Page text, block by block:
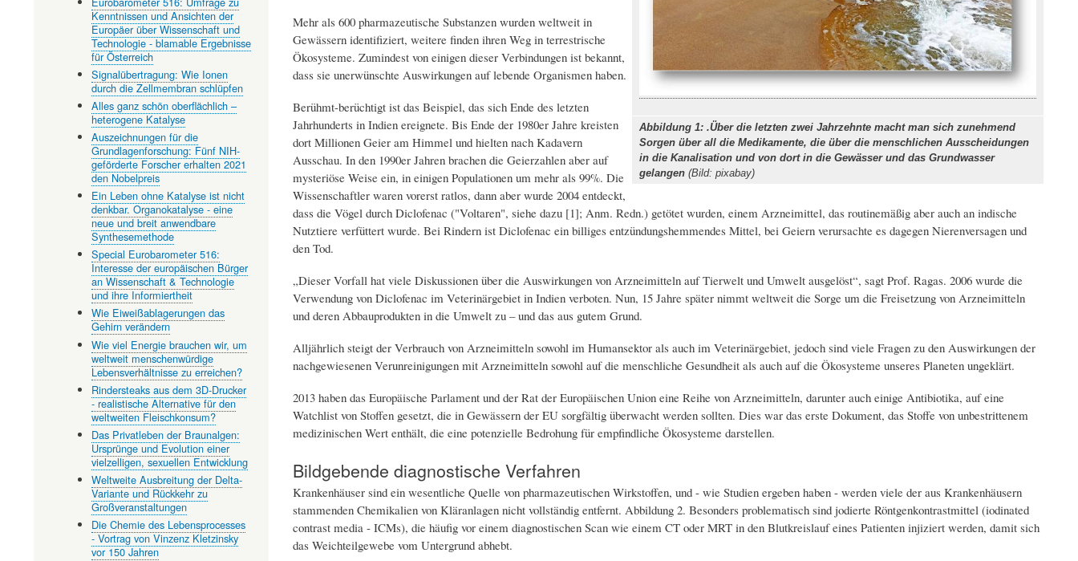
Abbildung 1: .Über die letzten zwei Jahrzehnte macht man sich zunehmend
Sorgen über all die Medikamente, die über die menschlichen Ausscheidungen
in die Kanalisation und von dort in die Gewässer und das Grundwasser
gelangen (Bild: pixabay)
Mehr als 600 pharmazeutische Substanzen wurden weltweit in
Gewässern identifiziert, weitere finden ihren Weg in terrestrische
Ökosysteme. Zumindest von einigen dieser Verbindungen ist bekannt,
dass sie unerwünschte Auswirkungen auf lebende Organismen haben.
Berühmt-berüchtigt ist das Beispiel, das sich Ende des letzten
Jahrhunderts in Indien ereignete. Bis Ende der 1980er Jahre kreisten
dort Millionen Geier am Himmel und hielten nach Kadavern
Ausschau. In den 1990er Jahren brachen die Geierzahlen aber auf
mysteriöse Weise ein, in einigen Populationen um mehr als 99%. Die
Wissenschaftler waren vorerst ratlos, dann aber wurde 2004 entdeckt,
dass die Vögel durch Diclofenac ("Voltaren", siehe dazu [1]; Anm. Redn.) getötet wurden, einem Arzneimittel, das routinemäßig aber auch an indische
Nutztiere verfüttert wurde. Bei Rindern ist Diclofenac ein billiges entzündungshemmendes Mittel, bei Geiern verursachte es dagegen Nierenversagen und
den Tod.
„Dieser Vorfall hat viele Diskussionen über die Auswirkungen von Arzneimitteln auf Tierwelt und Umwelt ausgelöst“, sagt Prof. Ragas. 2006 wurde die
Verwendung von Diclofenac im Veterinärgebiet in Indien verboten. Nun, 15 Jahre später nimmt weltweit die Sorge um die Freisetzung von Arzneimitteln
und deren Abbauprodukten in die Umwelt zu – und das aus gutem Grund.
Alljährlich steigt der Verbrauch von Arzneimitteln sowohl im Humansektor als auch im Veterinärgebiet, jedoch sind viele Fragen zu den Auswirkungen der
nachgewiesenen Verunreinigungen mit Arzneimitteln sowohl auf die menschliche Gesundheit als auch auf die Ökosysteme unseres Planeten ungeklärt.
2013 haben das Europäische Parlament und der Rat der Europäischen Union eine Reihe von Arzneimitteln, darunter auch einige Antibiotika, auf eine
Watchlist von Stoffen gesetzt, die in Gewässern der EU sorgfältig überwacht werden sollten. Dies war das erste Dokument, das Stoffe von unbestrittenem
medizinischen Wert enthält, die eine potenzielle Bedrohung für empfindliche Ökosysteme darstellen.
Bildgebende diagnostische Verfahren
Krankenhäuser sind ein wesentliche Quelle von pharmazeutischen Wirkstoffen, und - wie Studien ergeben haben - werden viele der aus Krankenhäusern
stammenden Chemikalien von Kläranlagen nicht vollständig entfernt. Abbildung 2. Besonders problematisch sind jodierte Röntgenkontrastmittel (iodinated
contrast media - ICMs), die häufig vor einem diagnostischen Scan wie einem CT oder MRT in den Blutkreislauf eines Patienten injiziert werden, damit sich
das Weichteilgewebe vom Untergrund abhebt.
Kenntnissen und Ansichten der
Europäer über Wissenschaft und
Technologie - blamable Ergebnisse
für Österreich
Signalübertragung: Wie Ionen
durch die Zellmembran schlüpfen
Alles ganz schön oberflächlich –
heterogene Katalyse
Auszeichnungen für die
Grundlagenforschung: Fünf NIH-
geförderte Forscher erhalten 2021
den Nobelpreis
Ein Leben ohne Katalyse ist nicht
denkbar. Organokatalyse - eine
neue und breit anwendbare
Synthesemethode
Special Eurobarometer 516:
Interesse der europäischen Bürger
an Wissenschaft & Technologie
und ihre Informiertheit
Wie Eiweißablagerungen das
Gehirn verändern
Wie viel Energie brauchen wir, um
weltweit menschenwürdige
Lebensverhältnisse zu erreichen?
Rindersteaks aus dem 3D-Drucker
- realistische Alternative für den
weltweiten Fleischkonsum?
Das Privatleben der Braunalgen:
Ursprünge und Evolution einer
vielzelligen, sexuellen Entwicklung
Weltweite Ausbreitung der Delta-
Variante und Rückkehr zu
Großveranstaltungen
Die Chemie des Lebensprocesses
- Vortrag von Vinzenz Kletzinsky
vor 150 Jahren